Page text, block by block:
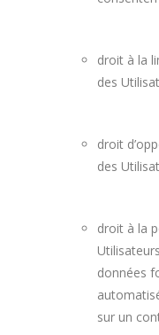
droit à la
des
droit
des
droit à la
données
sur un